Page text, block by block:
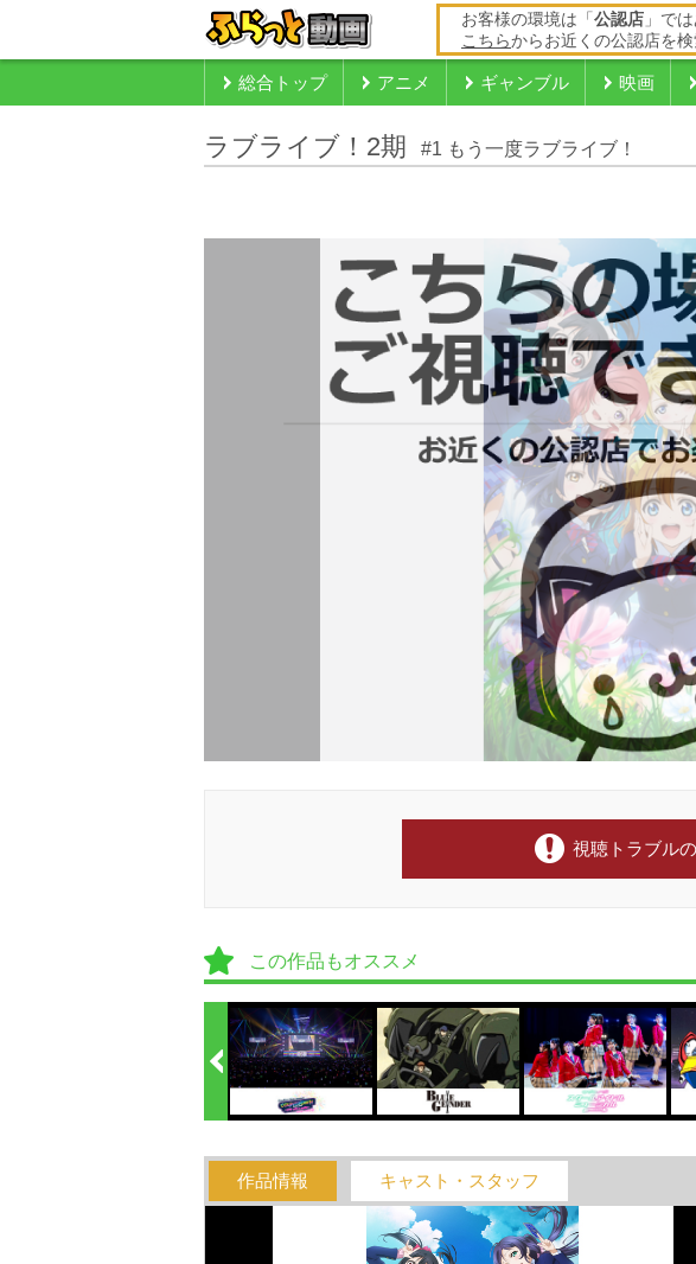
お客様の環境は「 公認店 」で
こちらからお近くの公認店を検
総合トップ アニメ ギャンブル 映画
ラブライブ！2期 #1 もう一度ラブライブ！
視聴トラブル
この作品もオススメ
作品情報 キャスト・スタッフ